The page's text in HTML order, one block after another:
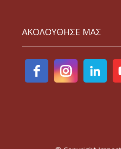
ΑΚΟΛΟΥΘΗΣΕ ΜΑΣ